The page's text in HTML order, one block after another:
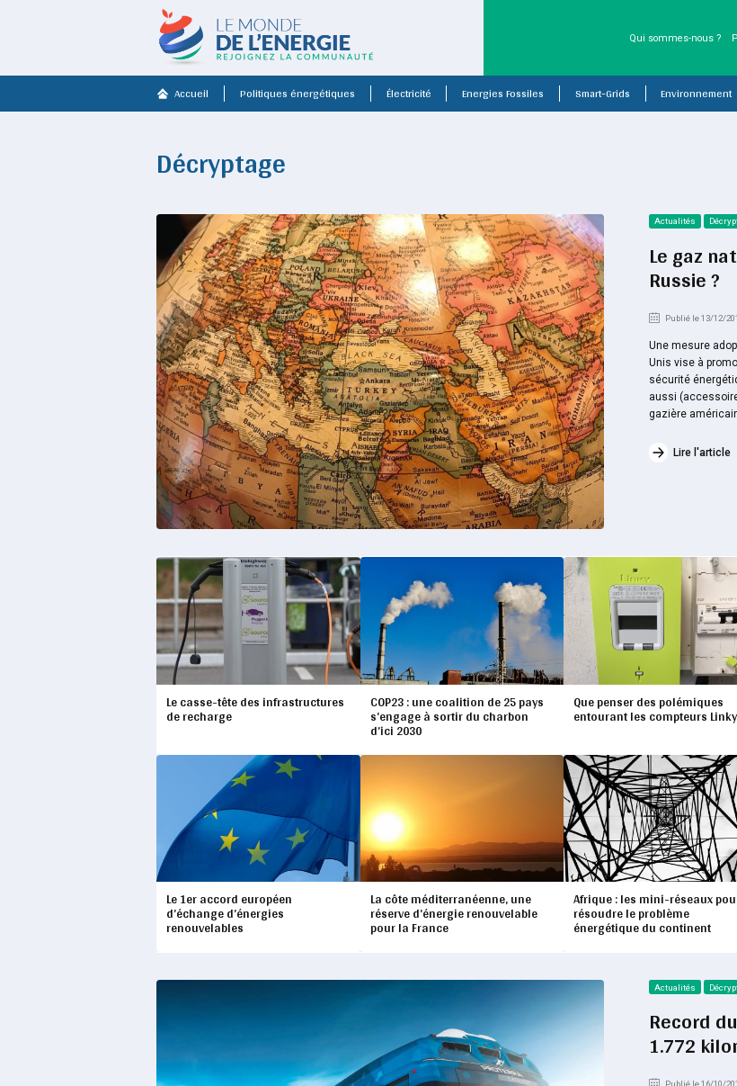
Qui sommes-nous ?
Accueil Politiques énergétiques Électricité Energies Fossiles Smart-Grids Environnement
Décryptage
Actualités
Le gaz
Russie ?
Publié le 13/12/
Une mesure
Unis vise à
sécurité
aussi
gazière
Lire l'article
Le casse-tête des infrastructures
de recharge
COP23 : une coalition de 25 pays
s’engage à sortir du charbon
d’ici 2030
Que penser des polémiques
entourant les compteurs
Le 1er accord européen
d’échange d’énergies
renouvelables
La côte méditerranéenne, une
réserve d’énergie renouvelable
pour la France
Afrique : les mini-réseaux
résoudre le problème
énergétique du continent
Actualités
Record
1.772